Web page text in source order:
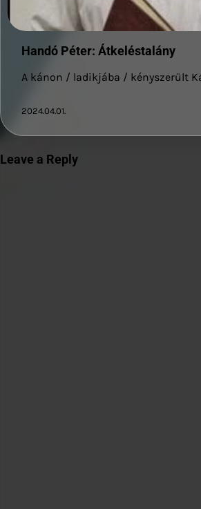
Handó Péter: Átkeléstalány
A kánon / ladikjába / kényszerült
2024.04.01.
Leave a Reply